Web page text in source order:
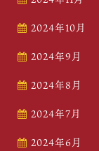
2024年10月
2024年9月
2024年8月
2024年7月
2024年6月